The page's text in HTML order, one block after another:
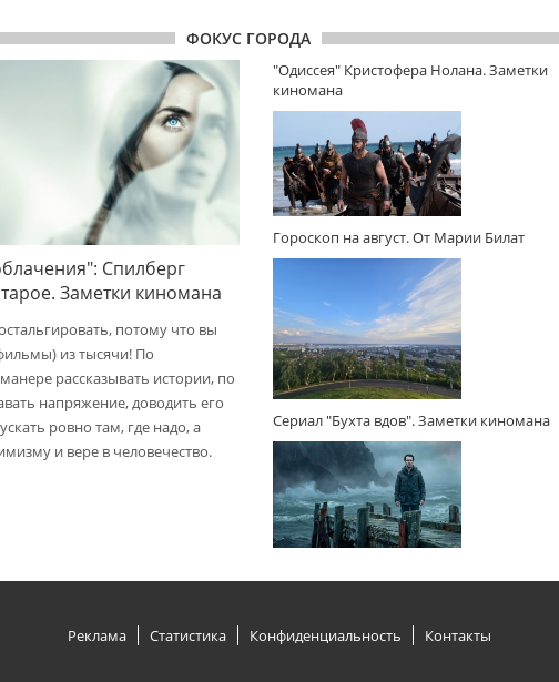
ФОКУС ГОРОДА
Спилберг
Заметки киномана
потому что вы
из тысячи! По
рассказывать истории, по
напряжение, доводить его
ровно там, где надо, а
и вере в человечество.
"Одиссея" Кристофера Нолана. Заметки
киномана
Гороскоп на август. От Марии Билат
Сериал "Бухта вдов". Заметки киномана
Реклама Статистика Конфиденциальность Контакты